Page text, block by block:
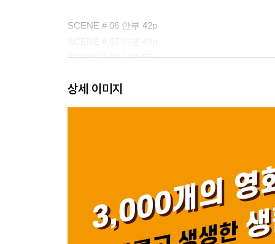
SCENE # 06 안부 42p
SCENE # 08 상태 55p
* 영화 살짝 엿보기!
Unit 04 전화 왔어요!
SCENE # 12 전화 98p
상세 이미지